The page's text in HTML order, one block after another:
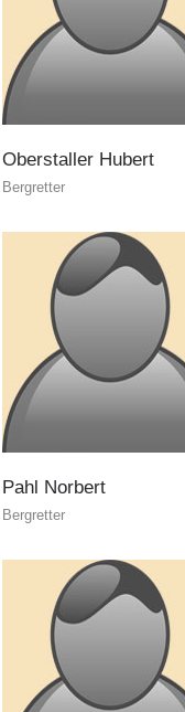
Oberstaller Hubert
Bergretter
Pahl Norbert
Bergretter